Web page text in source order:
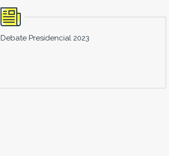
Debate Presidencial 2023